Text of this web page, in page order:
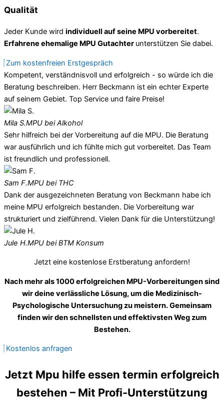
Qualität
Jeder Kunde wird individuell auf seine MPU vorbereitet.
Erfahrene ehemalige MPU Gutachter unterstützen Sie dabei.
Zum kostenfreien Erstgespräch
Kompetent, verständnisvoll und erfolgreich - so würde ich die
Beratung beschreiben. Herr Beckmann ist ein echter Experte
auf seinem Gebiet. Top Service und faire Preise!
Mila S.MPU bei Alkohol
Sehr hilfreich bei der Vorbereitung auf die MPU. Die Beratung
war ausführlich und ich fühlte mich gut vorbereitet. Das Team
ist freundlich und professionell.
Sam F.MPU bei THC
Dank der ausgezeichneten Beratung von Beckmann habe ich
meine MPU erfolgreich bestanden. Die Vorbereitung war
strukturiert und zielführend. Vielen Dank für die Unterstützung!
Jule H.MPU bei BTM Konsum
Jetzt eine kostenlose Erstberatung anfordern!
Nach mehr als 1000 erfolgreichen MPU-Vorbereitungen sind
wir deine verlässliche Lösung, um die Medizinisch-
Psychologische Untersuchung zu meistern. Gemeinsam
finden wir den schnellsten und effektivsten Weg zum
Bestehen.
Kostenlos anfragen
Jetzt Mpu hilfe essen termin erfolgreich
bestehen – Mit Profi-Unterstützung